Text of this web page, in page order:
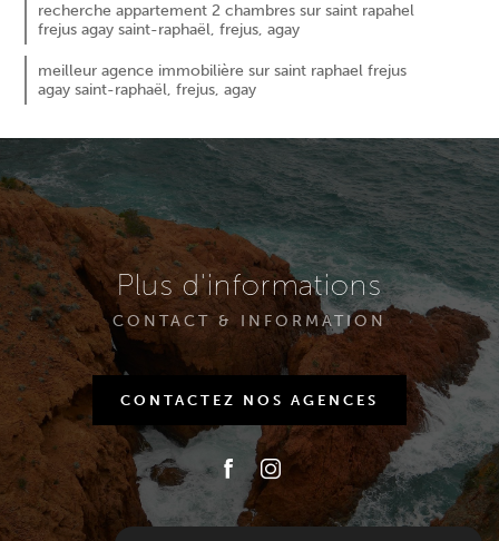
recherche appartement 2 chambres sur saint rapahel
frejus agay saint-raphaël, frejus, agay
meilleur agence immobilière sur saint raphael frejus
agay saint-raphaël, frejus, agay
Plus d'informations
CONTACT & INFORMATION
CONTACTEZ NOS AGENCES